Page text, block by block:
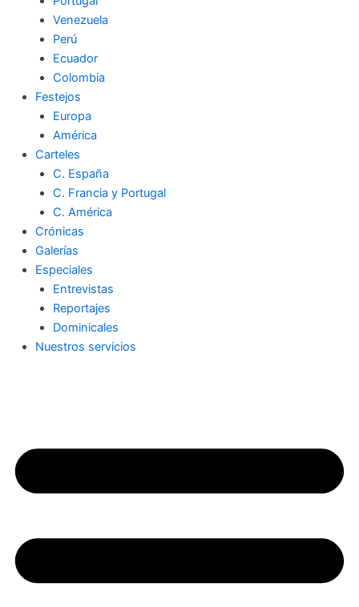
Venezuela
Perú
Ecuador
Colombia
Festejos
Europa
América
Carteles
C. España
C. Francia y Portugal
C. América
Crónicas
Galerías
Especiales
Entrevistas
Reportajes
Dominicales
Nuestros servicios